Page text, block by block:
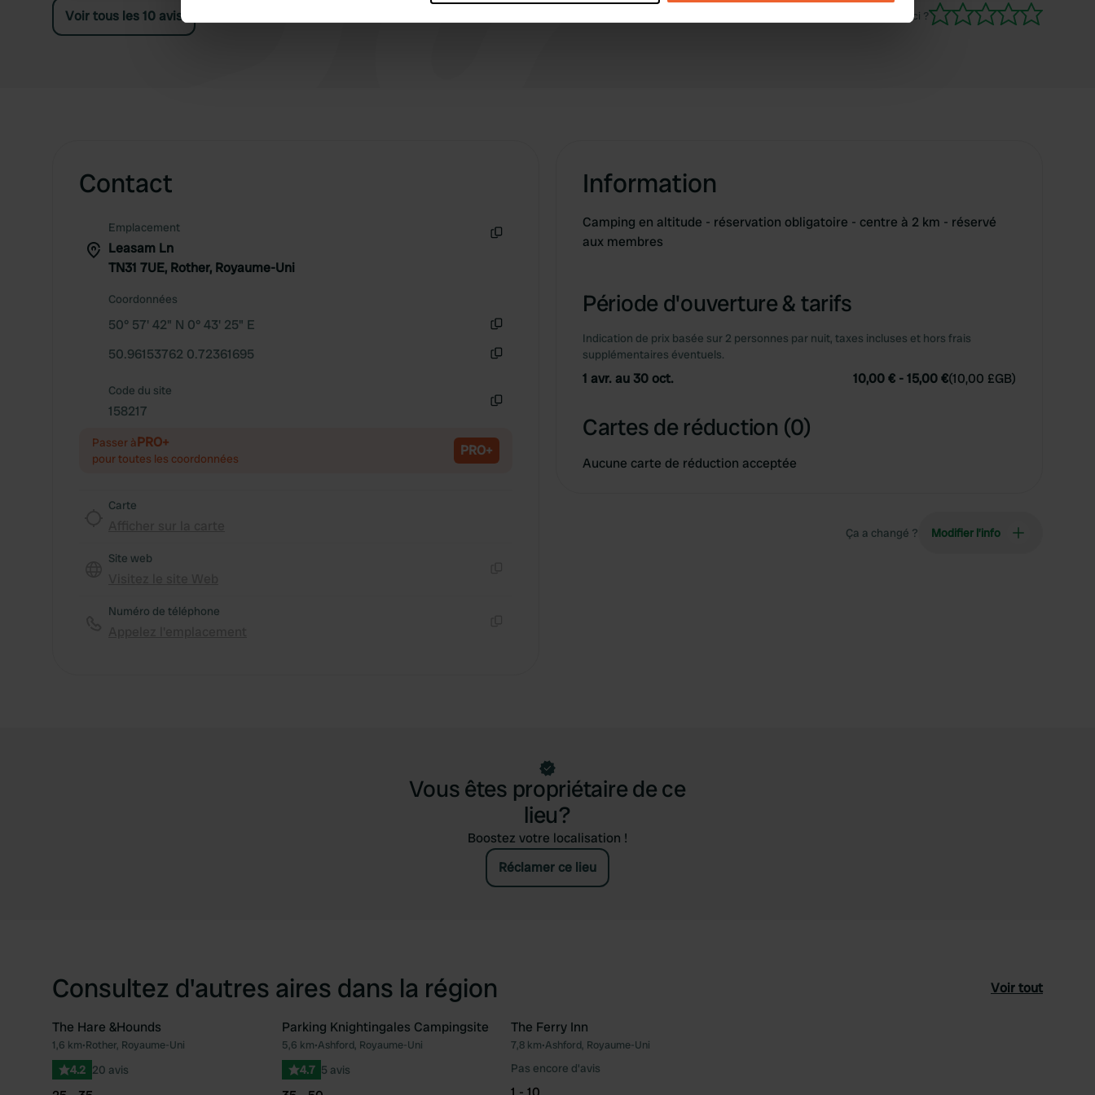
Voir tous les 10 avis Es-tu déjà venu ici ?
Contact
Emplacement
Leasam Ln
TN31 7UE, Rother, Royaume-Uni
Coordonnées
50° 57' 42" N 0° 43' 25" E
50.96153762 0.72361695
Code du site
158217
Passer àPRO+
pour toutes les coordonnées PRO+
Carte
Site web
Numéro de téléphone
Information
Camping en altitude - réservation obligatoire - centre à 2 km - réservé
aux membres
Période d'ouverture & tarifs
Indication de prix basée sur 2 personnes par nuit, taxes incluses et hors frais
supplémentaires éventuels.
1 avr. au 30 oct. 10,00 € -15,00 €(10,00 £GB)
Cartes de réduction (0)
Aucune carte de réduction acceptée
Ça a changé ? Modifier l’info
Vous êtes propriétaire de ce
lieu?
Boostez votre localisation !
Réclamer ce lieu
Consultez d'autres aires dans la région Voir tout
Préféré
The Hare &Hounds
1,6 km•Rother, Royaume-Uni
4.2 20 avis
Préféré
Parking Knightingales Campingsite
5,6 km•Ashford, Royaume-Uni
4.7 5 avis
The Ferry Inn
7,8 km•Ashford, Royaume-Uni
Pas encore d'avis